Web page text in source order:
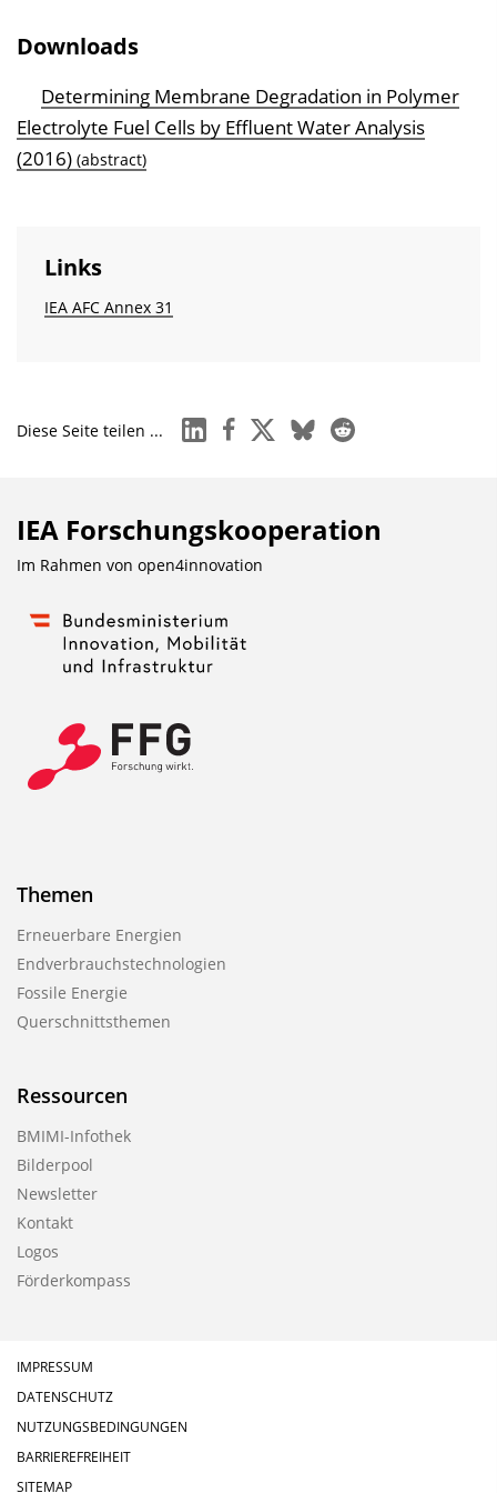
Downloads
Determining Membrane Degradation in Polymer
Electrolyte Fuel Cells by Effluent Water Analysis
(2016) (abstract)
Links
IEA AFC Annex 31
Diese Seite teilen ... linkedinfacebook
x blueskyreddit
IEA Forschungs­kooperation
Im Rahmen von open4innovation
Themen
Erneuerbare Energien
Endverbrauchstechnologien
Fossile Energie
Querschnittsthemen
Ressourcen
BMIMI-Infothek
Bilderpool
Newsletter
Kontakt
Logos
Förderkompass
IMPRESSUM
DATENSCHUTZ
NUTZUNGSBEDINGUNGEN
BARRIEREFREIHEIT
SITEMAP